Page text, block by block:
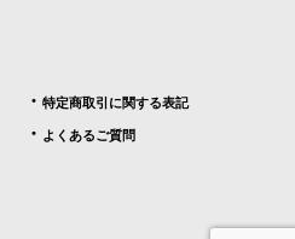
特定商取引に関する表記
よくあるご質問